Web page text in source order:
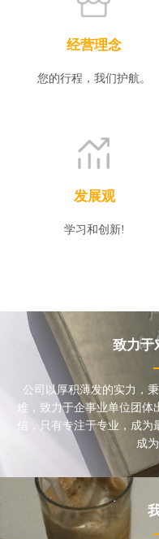
经营理念
您的行程，我们护航。
发展观
学习和创新!
致力于
公司以厚积薄发的实力，
难，致力于企事业单位团体
信，只有专注于专业，成为
成